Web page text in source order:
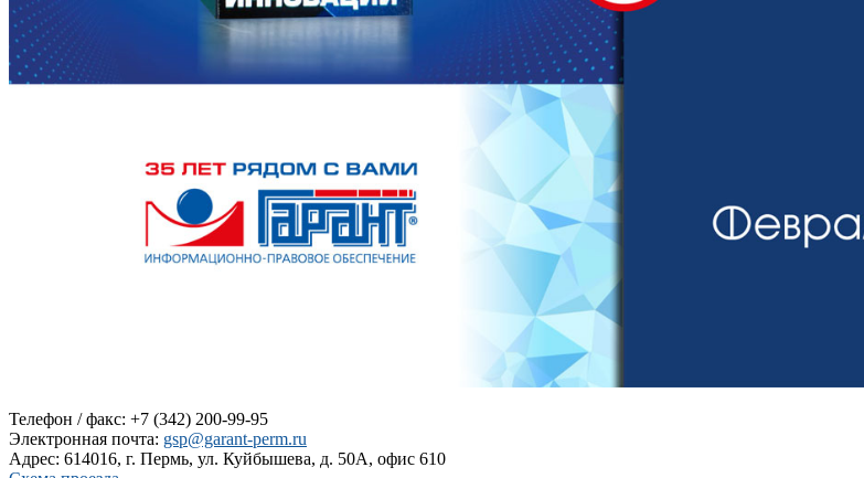
Телефон / факс: +7 (342) 200-99-95
Электронная почта: gsp@garant-perm.ru
Адрес: 614016, г. Пермь, ул. Куйбышева, д. 50А, офис 610